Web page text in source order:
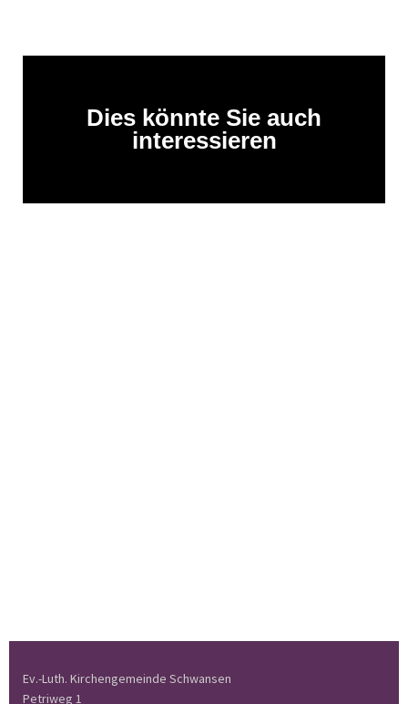
Dies könnte Sie auch
interessieren
Ev.-Luth. Kirchengemeinde Schwansen
Petriweg 1